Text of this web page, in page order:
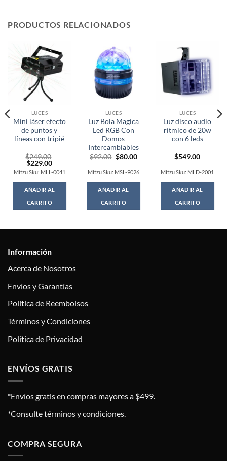
PRODUCTOS RELACIONADOS
LUCES
Mini láser efecto
de puntos y
líneas con tripié
$249.00
Original
price
was:
$249.00.
$229.00Current
price
is:
$229.00.
Mitzu Sku: MLL-0041
AÑADIR AL
CARRITO
LUCES
Luz Bola Magica
Led RGB Con
Domos
Intercambiables
$92.00 Original
was:
$92.00.
$80.00Current
is:
$80.00.
Mitzu Sku: MSL-9026
AÑADIR AL
CARRITO
LUCES
Luz disco audio
rítmico de 20w
con 6 leds
$549.00
Mitzu Sku: MLD-2001
AÑADIR AL
CARRITO
Información
Acerca de Nosotros
Envíos y Garantías
Política de Reembolsos
Términos y Condiciones
Política de Privacidad
ENVÍOS GRATIS
*Envíos gratis en compras mayores a $499.
*Consulte términos y condiciones.
COMPRA SEGURA